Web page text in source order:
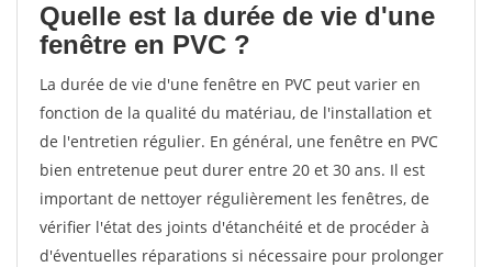
Quelle est la durée de vie d'une
fenêtre en PVC ?
La durée de vie d'une fenêtre en PVC peut varier en
fonction de la qualité du matériau, de l'installation et
de l'entretien régulier. En général, une fenêtre en PVC
bien entretenue peut durer entre 20 et 30 ans. Il est
important de nettoyer régulièrement les fenêtres, de
vérifier l'état des joints d'étanchéité et de procéder à
d'éventuelles réparations si nécessaire pour prolonger